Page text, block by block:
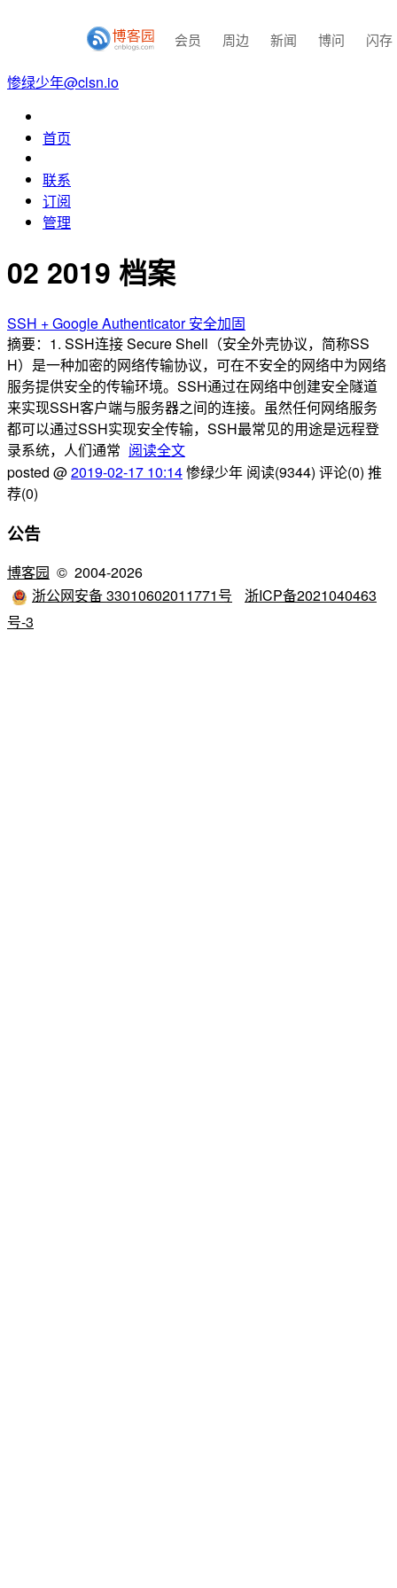
会员 周边 新闻 博问 闪存
惨绿少年@clsn.io
首页
联系
订阅
管理
02 2019 档案
SSH + Google Authenticator 安全加固
摘要：1. SSH连接 Secure Shell（安全外壳协议，简称SS
H）是一种加密的网络传输协议，可在不安全的网络中为网络
服务提供安全的传输环境。SSH通过在网络中创建安全隧道
来实现SSH客户端与服务器之间的连接。虽然任何网络服务
都可以通过SSH实现安全传输，SSH最常见的用途是远程登
录系统，人们通常 阅读全文
posted @2019-02-17 10:14惨绿少年 阅读(9344) 评论(0) 推
荐(0)
公告
博客园 © 2004-2026
浙公网安备 33010602011771号
浙ICP备2021040463
号-3